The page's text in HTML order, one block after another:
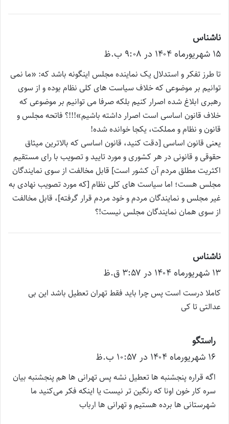
ناشناس
ف
ت
:
۱۵ شهریور‌ماه ۱۴۰۴ در ۹:۰۸ ب.ظ
تا طرز تفکر و استدلال یک نماینده مجلس اینگونه باشد که: «ما نمی
توانیم بر موضوعی که خلاف سیاست های کلی نظام بوده و از سوی
رهبری ابلاغ شده اصرار کنیم بلکه صرفا می توانیم بر موضوعی که
خلاف قانون اساسی است اصرار داشته باشیم»!!!؟ فاتحه مجلس و
قانون و نظام و مملکت، یکجا خوانده شده!
یعنی قانون اساسی [دقت کنید، قانون اساسی که بالاترین میثاق
حقوقی و قانونی در هر کشوری و مورد تایید و تصویب با رای مستقیم
اکثریت مطلق مردم آن کشور است] قابل مخالفت از سوی نمایندگان
مجلس هست؛ اما سیاست های کلی نظام [که مورد تصویب نهادی به
غیر مجلس و نمایندگان مردم و خود مردم قرار گرفته]، قابل مخالفت
از سوی همان نمایندگان مجلس نیست!؟
ناشناس
ف
ت
:
۱۳ شهریور‌ماه ۱۴۰۴ در ۳:۵۷ ق.ظ
کاملا درست است پس چرا باید فقط تهران تعطیل باشد این بی
عدالتی تا کی
راستگو
ف
ت
:
۱۶ شهریور‌ماه ۱۴۰۴ در ۱۰:۵۷ ب.ظ
اگه قراره پنجشنبه ها تعطیل نشه پس تهرانی ها هم پنجشنبه بیان
سره کار خون اونا که رنگین تر نیست یا اینکه فکر می‌کنید ما
شهرستانی ها برده هستیم و تهرانی ها ارباب